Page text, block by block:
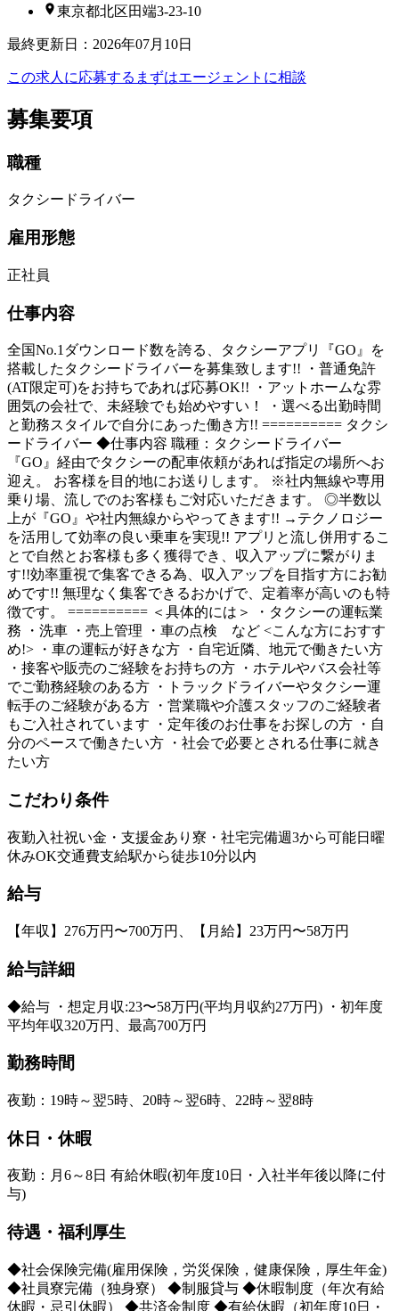
東京都北区田端3-23-10
最終更新日 ： 2026年07月10日
この求人に応募する まずはエージェントに相談
募集要項
職種
タクシードライバー
雇用形態
正社員
仕事内容
全国No.1ダウンロード数を誇る、タクシーアプリ『GO』を
搭載したタクシードライバーを募集致します!! ・普通免許
(AT限定可)をお持ちであれば応募OK!! ・アットホームな雰
囲気の会社で、未経験でも始めやすい！ ・選べる出勤時間
と勤務スタイルで自分にあった働き方!! ========== タクシ
ードライバー ◆仕事内容 職種：タクシードライバー
『GO』経由でタクシーの配車依頼があれば指定の場所へお
迎え。 お客様を目的地にお送りします。 ※社内無線や専用
乗り場、流しでのお客様もご対応いただきます。 ◎半数以
上が『GO』や社内無線からやってきます!! →テクノロジー
を活用して効率の良い乗車を実現!! アプリと流し併用するこ
とで自然とお客様も多く獲得でき、収入アップに繋がりま
す!!効率重視で集客できる為、収入アップを目指す方にお勧
めです!! 無理なく集客できるおかげで、定着率が高いのも特
徴です。 ========== ＜具体的には＞ ・タクシーの運転業
務 ・洗車 ・売上管理 ・車の点検 など <こんな方におすす
め!> ・車の運転が好きな方 ・自宅近隣、地元で働きたい方
・接客や販売のご経験をお持ちの方 ・ホテルやバス会社等
でご勤務経験のある方 ・トラックドライバーやタクシー運
転手のご経験がある方 ・営業職や介護スタッフのご経験者
もご入社されています ・定年後のお仕事をお探しの方 ・自
分のペースで働きたい方 ・社会で必要とされる仕事に就き
たい方
こだわり条件
夜勤 入社祝い金・支援金あり 寮・社宅完備週3から可能日曜
休みOK交通費支給駅から徒歩10分以内
給与
【年収】276万円〜700万円、【月給】23万円〜58万円
給与詳細
◆給与 ・想定月収:23〜58万円(平均月収約27万円) ・初年度
平均年収320万円、最高700万円
勤務時間
夜勤：19時～翌5時、20時～翌6時、22時～翌8時
休日・休暇
夜勤：月6～8日 有給休暇(初年度10日・入社半年後以降に付
与)
待遇・福利厚生
◆社会保険完備(雇用保険，労災保険，健康保険，厚生年金)
◆社員寮完備（独身寮） ◆制服貸与 ◆休暇制度（年次有給
休暇・忌引休暇） ◆共済金制度 ◆有給休暇（初年度10日・